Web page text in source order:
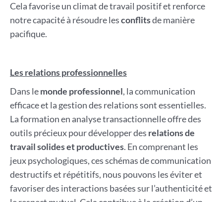
Cela favorise un climat de travail positif et renforce
notre capacité à résoudre lesconflitsde manière
pacifique.
Les relations professionnelles
Dans lemonde professionnel, la communication
efficace et la gestion des relations sont essentielles.
La formation en analyse transactionnelle offre des
outils précieux pour développer des relations de
travail solides et productives. En comprenant les
jeux psychologiques, ces schémas de communication
destructifs et répétitifs, nous pouvons les éviter et
favoriser des interactions basées sur l’authenticité et